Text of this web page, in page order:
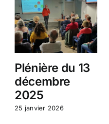
Plénière du 13
décembre
2025
25 janvier 2026